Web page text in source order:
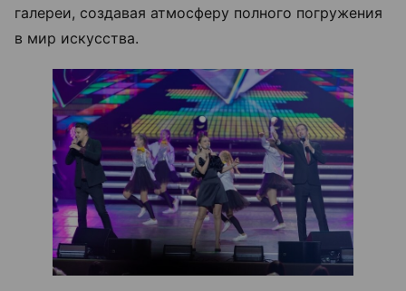
галереи, создавая атмосферу полного погружения
в мир искусства.